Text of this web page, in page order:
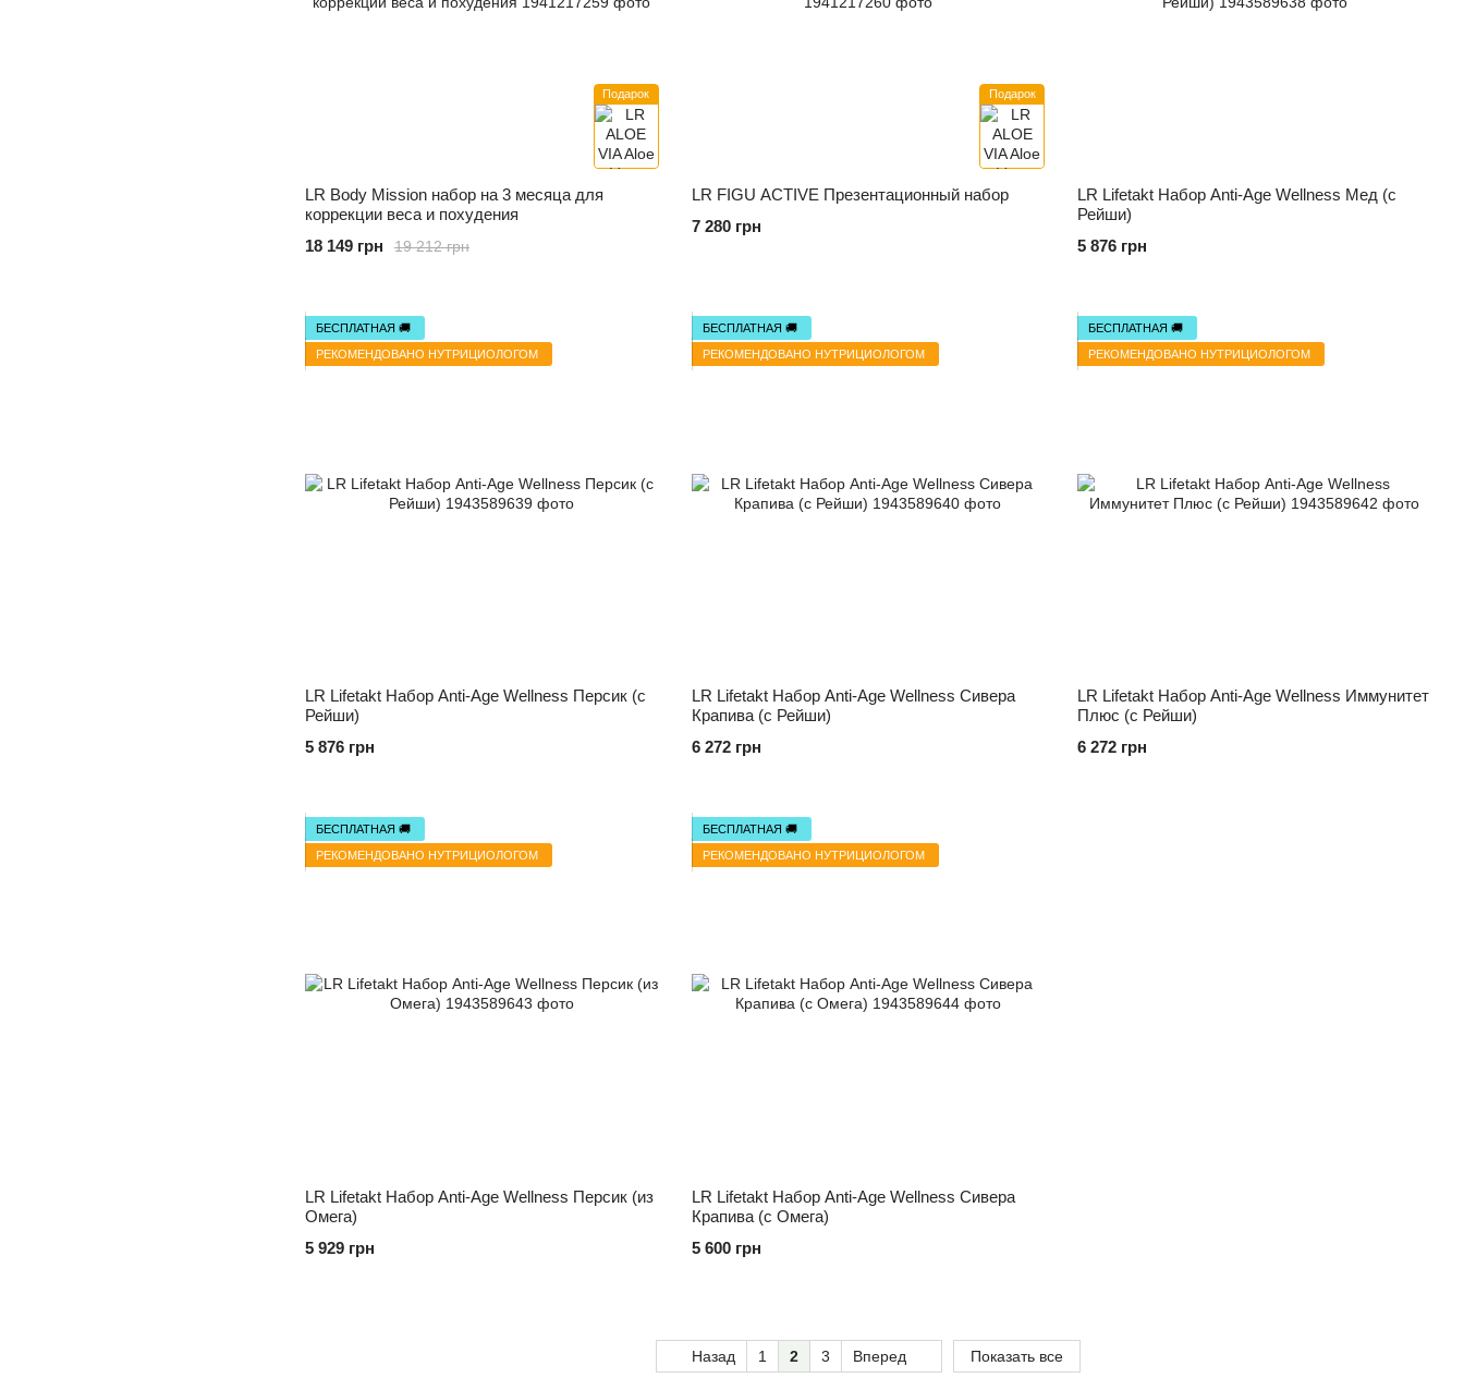
Подарок
LR Body Mission набор на 3 месяца для
коррекции веса и похудения
19 212 грн
18 149 грн
Подарок
LR FIGU ACTIVE Презентационный набор
7 280 грн
LR Lifetakt Набор Anti-Age Wellness Мед (с
Рейши)
5 876 грн
БЕСПЛАТНАЯ 🚚
РЕКОМЕНДОВАНО НУТРИЦИОЛОГОМ
LR Lifetakt Набор Anti-Age Wellness Персик (с
Рейши)
5 876 грн
БЕСПЛАТНАЯ 🚚
РЕКОМЕНДОВАНО НУТРИЦИОЛОГОМ
LR Lifetakt Набор Anti-Age Wellness Сивера
Крапива (c Рейши)
6 272 грн
БЕСПЛАТНАЯ 🚚
РЕКОМЕНДОВАНО НУТРИЦИОЛОГОМ
LR Lifetakt Набор Anti-Age Wellness Иммунитет
Плюс (с Рейши)
6 272 грн
БЕСПЛАТНАЯ 🚚
РЕКОМЕНДОВАНО НУТРИЦИОЛОГОМ
LR Lifetakt Набор Anti-Age Wellness Персик (из
Омега)
5 929 грн
БЕСПЛАТНАЯ 🚚
РЕКОМЕНДОВАНО НУТРИЦИОЛОГОМ
LR Lifetakt Набор Anti-Age Wellness Cивера
Крапива (с Омега)
5 600 грн
Назад 1 2 3 Вперед Показать все